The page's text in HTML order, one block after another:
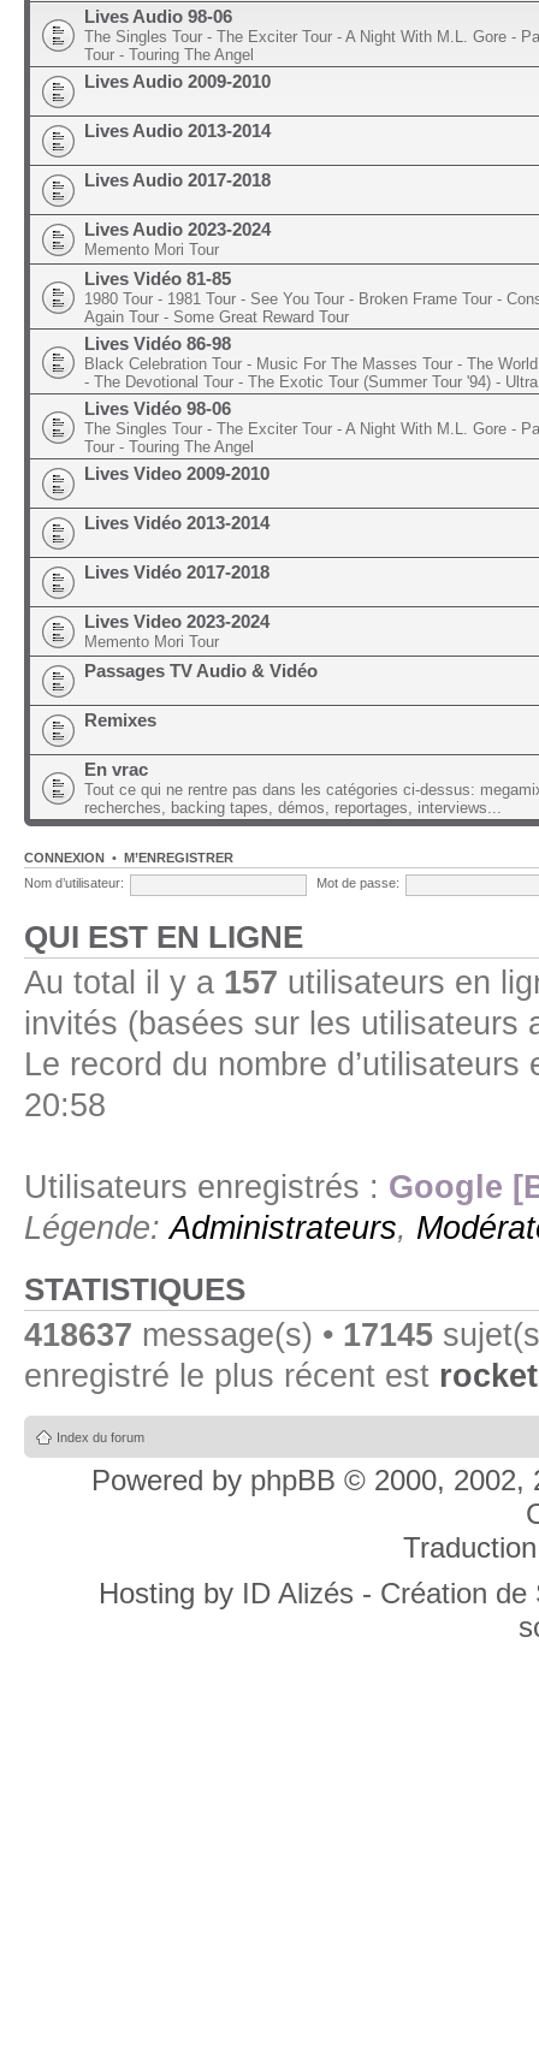
Lives Audio 98-06
The Singles Tour - The Exciter Tour - A Night With M.L. Gore -
Tour - Touring The Angel
Lives Audio 2009-2010
Lives Audio 2013-2014
Lives Audio 2017-2018
Lives Audio 2023-2024
Memento Mori Tour
Lives Vidéo 81-85
1980 Tour - 1981 Tour - See You Tour - Broken Frame Tour -
Again Tour - Some Great Reward Tour
Lives Vidéo 86-98
Black Celebration Tour - Music For The Masses Tour - The
- The Devotional Tour - The Exotic Tour (Summer Tour '94) -
Lives Vidéo 98-06
The Singles Tour - The Exciter Tour - A Night With M.L. Gore -
Tour - Touring The Angel
Lives Video 2009-2010
Lives Vidéo 2013-2014
Lives Vidéo 2017-2018
Lives Video 2023-2024
Memento Mori Tour
Passages TV Audio & Vidéo
Remixes
En vrac
Tout ce qui ne rentre pas dans les catégories ci-dessus:
recherches, backing tapes, démos, reportages, interviews...
CONNEXION • M’ENREGISTRER
Nom d’utilisateur:
Mot de passe:
QUI EST EN LIGNE
Au total il y a 157 utilisateurs en
invités (basées sur les utilisateurs
Le record du nombre
20:58
Utilisateurs enregistrés : Google
Légende:Administrateurs,
STATISTIQUES
418637 message(s) • 17145
enregistré le plus récent est
Index du forum
Powered by phpBB © 2000, 2002,
Hosting by ID Alizés - Création